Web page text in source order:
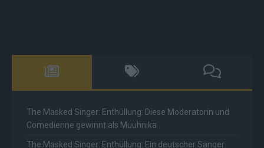
The Masked Singer: Enthüllung: Diese Moderatorin und
Comedienne gewinnt als Muuhnika
The Masked Singer: Enthüllung: Ein deutscher Sänger